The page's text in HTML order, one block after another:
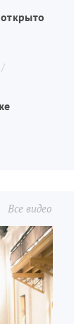
Все видео